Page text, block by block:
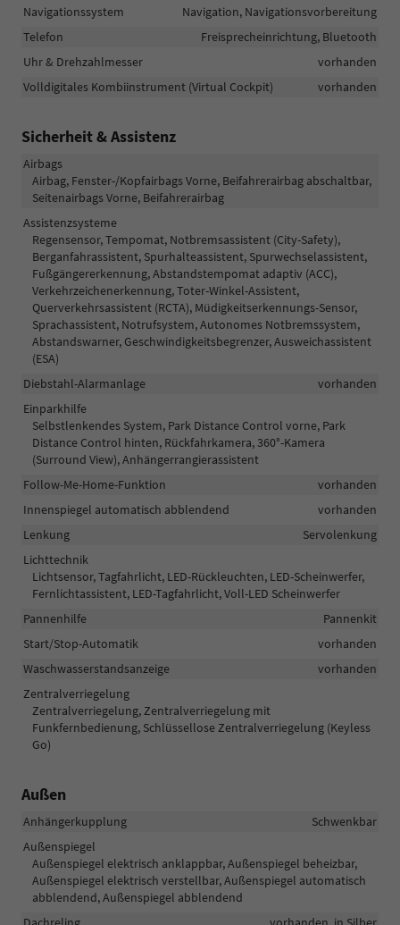
Navigationssystem
Navigation, Navigationsvorbereitung
Telefon
Freisprecheinrichtung, Bluetooth
Uhr & Drehzahlmesser
vorhanden
Volldigitales Kombiinstrument (Virtual Cockpit)
vorhanden
Sicherheit & Assistenz
Airbags
Airbag, Fenster-/Kopfairbags Vorne, Beifahrerairbag abschaltbar,
Seitenairbags Vorne, Beifahrerairbag
Assistenzsysteme
Regensensor, Tempomat, Notbremsassistent (City-Safety),
Berganfahrassistent, Spurhalteassistent, Spurwechselassistent,
Fußgängererkennung, Abstandstempomat adaptiv (ACC),
Verkehrzeichenerkennung, Toter-Winkel-Assistent,
Querverkehrsassistent (RCTA), Müdigkeitserkennungs-Sensor,
Sprachassistent, Notrufsystem, Autonomes Notbremssystem,
Abstandswarner, Geschwindigkeitsbegrenzer, Ausweichassistent
(ESA)
Diebstahl-Alarmanlage
vorhanden
Einparkhilfe
Selbstlenkendes System, Park Distance Control vorne, Park
Distance Control hinten, Rückfahrkamera, 360°-Kamera
(Surround View), Anhängerrangierassistent
Follow-Me-Home-Funktion
vorhanden
Innenspiegel automatisch abblendend
vorhanden
Lenkung
Servolenkung
Lichttechnik
Lichtsensor, Tagfahrlicht, LED-Rückleuchten, LED-Scheinwerfer,
Fernlichtassistent, LED-Tagfahrlicht, Voll-LED Scheinwerfer
Pannenhilfe
Pannenkit
Start/Stop-Automatik
vorhanden
Waschwasserstandsanzeige
vorhanden
Zentralverriegelung
Zentralverriegelung, Zentralverriegelung mit
Funkfernbedienung, Schlüssellose Zentralverriegelung (Keyless
Go)
Außen
Anhängerkupplung
Schwenkbar
Außenspiegel
Außenspiegel elektrisch anklappbar, Außenspiegel beheizbar,
Außenspiegel elektrisch verstellbar, Außenspiegel automatisch
abblendend, Außenspiegel abblendend